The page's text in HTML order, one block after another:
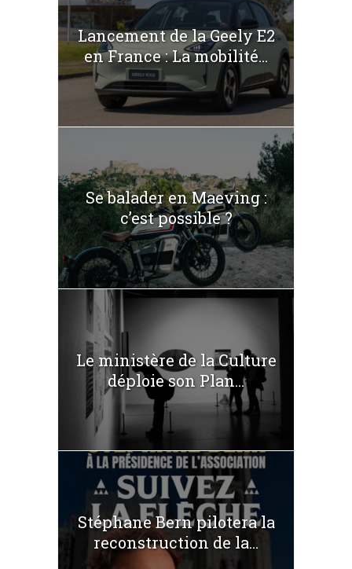
Lancement de la Geely E2
en France : La mobilité...
Se balader en Maeving :
c’est possible ?
Le ministère de la Culture
déploie son Plan...
Stéphane Bern pilotera la
reconstruction de la...